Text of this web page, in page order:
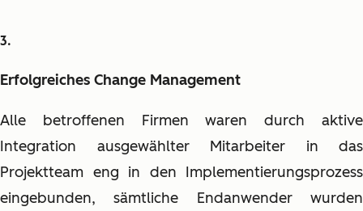
Erfolgreiches Change Management
Alle betroffenen Firmen waren durch aktive
Integration ausgewählter Mitarbeiter in das
Projektteam eng in den Implementierungsprozess
eingebunden, sämtliche Endanwender wurden